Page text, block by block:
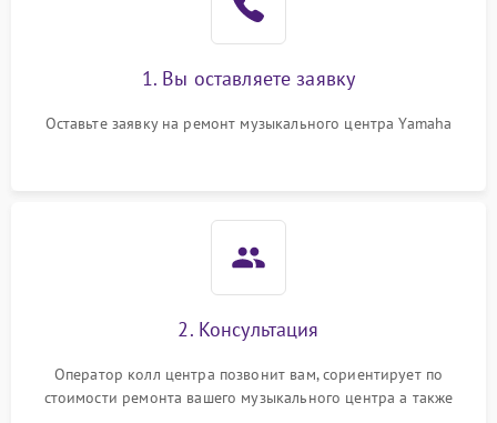
1. Вы оставляете заявку
Оставьте заявку на ремонт музыкального центра Yamaha
2. Консультация
Оператор колл центра позвонит вам, сориентирует по
стоимости ремонта вашего музыкального центра а также